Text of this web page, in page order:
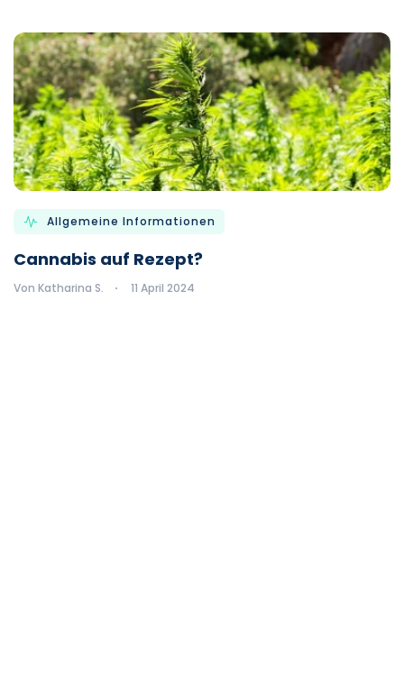
Allgemeine Informationen
Cannabis auf Rezept?
Von Katharina S. 11 April 2024